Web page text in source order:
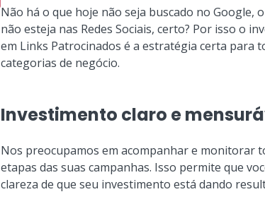
Não há o que hoje não seja buscado no Google,
não esteja nas Redes Sociais, certo? Por isso o
em Links Patrocinados é a estratégia certa para
categorias de negócio.
Investimento claro e
Nos preocupamos em acompanhar e monitorar
etapas das suas campanhas. Isso permite que
clareza de que seu investimento está dando